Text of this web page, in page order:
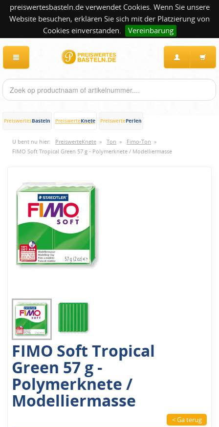
preiswertesbasteln.de verwendet Cookies. Wenn Sie unsere
Website besuchen, erklären Sie sich mit der Platzierung von
Cookies einverstanden.
Vereinbarung
PreiswertesBasteln PreiswerteKnete PreiswertePerlen
U bent nu hier: PreiswerteKnete » Ton » Fimo-Ton »
FIMO Soft Tropical Green 57 g - Polymerknete / Modelliermasse
FIMO Soft Tropical
Green 57 g -
Polymerknete /
Modelliermasse
< Ga terug